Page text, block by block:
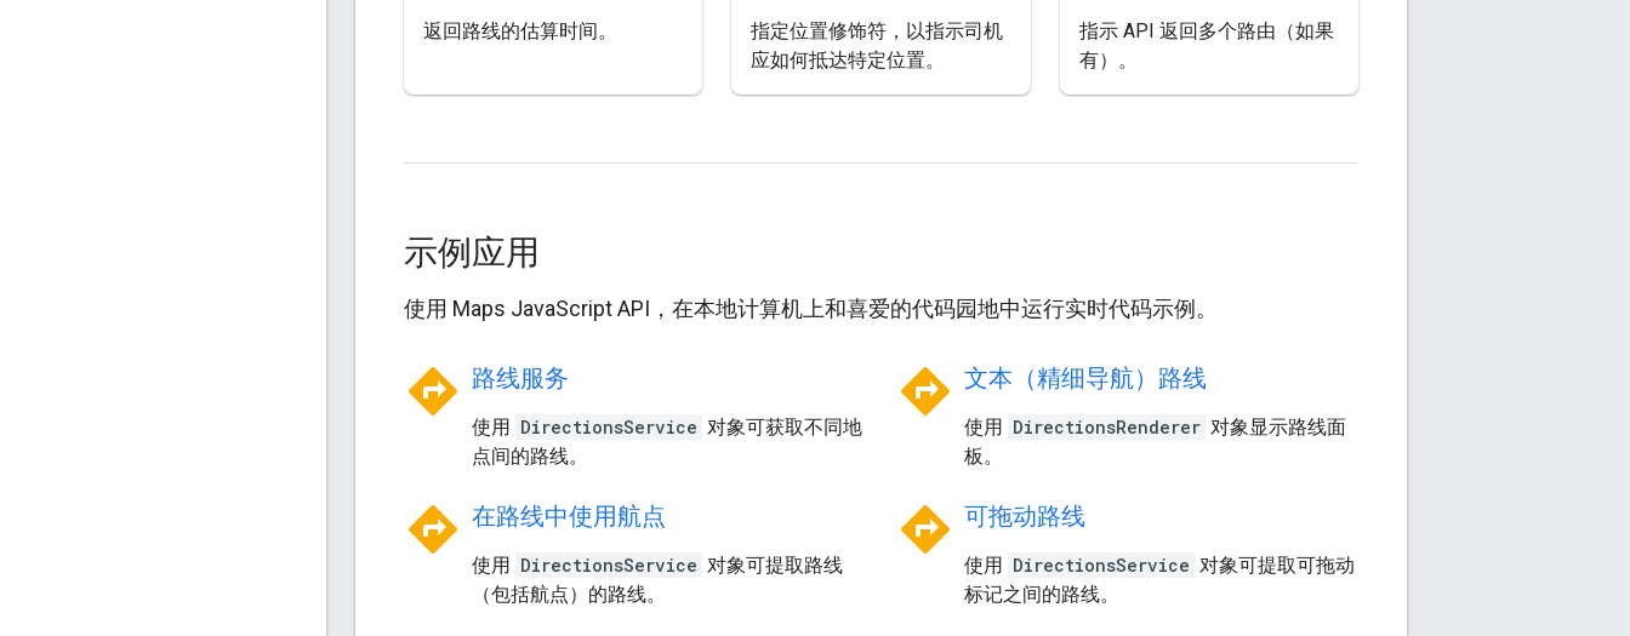
返回路线的估算时间。
指定位置修饰符，以指示司机
应如何抵达特定位置。
指示 API 返回多个路由（如果
有）。
示例应用
使用 Maps JavaScript API，在本地计算机上和喜爱的代码园地中运行实时代码示例。
directions 路线服务
使用 DirectionsService 对象可获取不同地
点间的路线。
directions 文本（精细导航）路线
使用 DirectionsRenderer 对象显示路线面
板。
directions 在路线中使用航点
使用 DirectionsService 对象可提取路线
（包括航点）的路线。
directions 可拖动路线
使用 DirectionsService 对象可提取可拖动
标记之间的路线。